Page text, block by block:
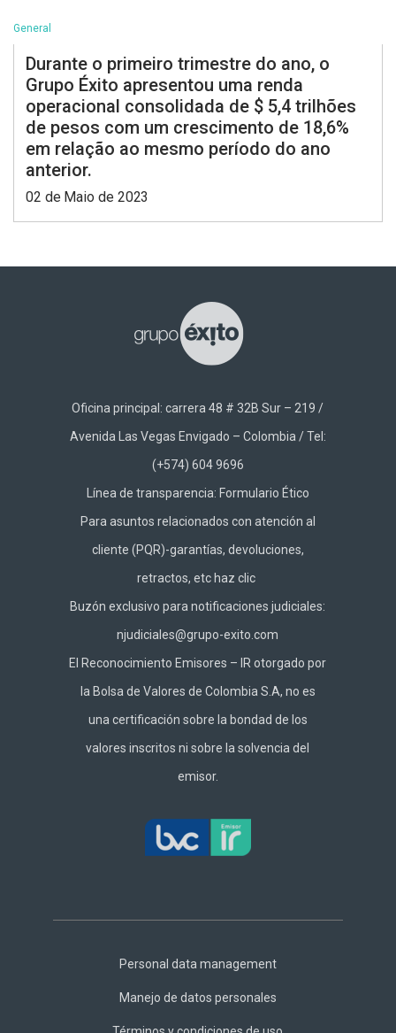
General
Durante o primeiro trimestre do ano, o
Grupo Éxito apresentou uma renda
operacional consolidada de $ 5,4 trilhões
de pesos com um crescimento de 18,6%
em relação ao mesmo período do ano
anterior.
02 de Maio de 2023
Oficina principal: carrera 48 # 32B Sur – 219 /
Avenida Las Vegas Envigado – Colombia / Tel:
(+574) 604 9696
Línea de transparencia: Formulario Ético
Para asuntos relacionados con atención al
cliente (PQR)-garantías, devoluciones,
retractos, etc hazclic
Buzón exclusivo para notificaciones judiciales:
njudiciales@grupo-exito.com
El Reconocimiento Emisores – IR otorgado por
la Bolsa de Valores de Colombia S.A, no es
una certificación sobre la bondad de los
valores inscritos ni sobre la solvencia del
emisor.
Footer
Personal data management
Manejo de datos personales